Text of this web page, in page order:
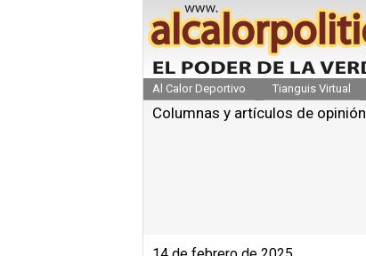
Al Calor Deportivo Tianguis Virtual
Columnas y artículos de opinión